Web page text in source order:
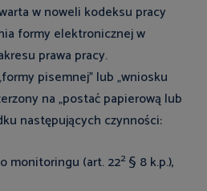
w noweli kodeksu pracy
formy elektronicznej w
prawa pracy.
pisemnej” lub „wniosku
na „postać papierową lub
następujących czynności:
monitoringu (art. 222 § 8 k.p.),